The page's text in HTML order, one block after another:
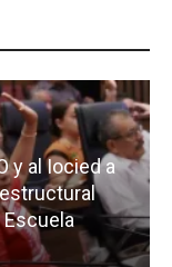
y al Iocied a